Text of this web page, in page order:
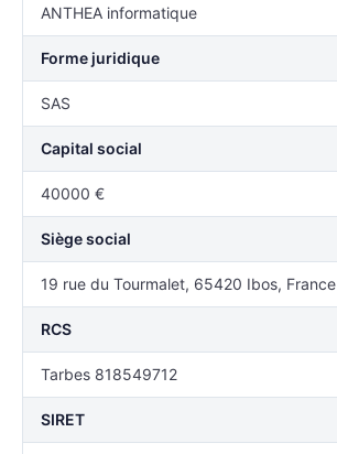
ANTHEA informatique
Forme juridique
SAS
Capital social
40000 €
Siège social
19 rue du Tourmalet, 65420 Ibos, France
RCS
Tarbes 818549712
SIRET